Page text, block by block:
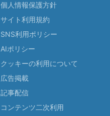
個人情報保護方針
サイト利用規約
SNS利用ポリシー
AIポリシー
クッキーの利用について
広告掲載
記事配信
コンテンツ二次利用